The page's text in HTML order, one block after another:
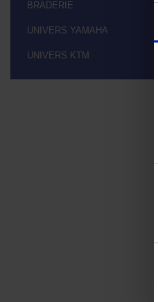
BRADERIE
UNIVERS YAMAHA
UNIVERS KTM